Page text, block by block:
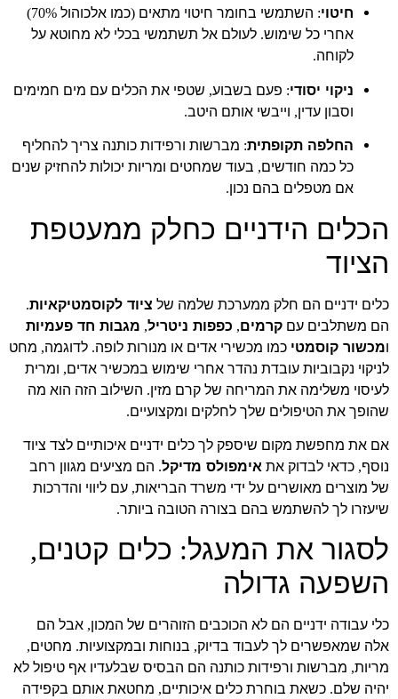
חיטוי: השתמשי בחומר חיטוי מתאים (כמו אלכוהול 70%)
אחרי כל שימוש. לעולם אל תשתמשי בכלי לא מחוטא על
לקוחה.
ניקוי יסודי: פעם בשבוע, שטפי את הכלים עם מים חמימים
וסבון עדין, וייבשי אותם היטב.
החלפה תקופתית: מברשות ורפידות כותנה צריך להחליף
כל כמה חודשים, בעוד שמחטים ומריות יכולות להחזיק שנים
אם מטפלים בהם נכון.
הכלים הידניים כחלק ממעטפת
הציוד
כלים ידניים הם חלק ממערכת שלמה של ציוד לקוסמטיקאיות.
הם משתלבים עם קרמים, כפפות ניטריל, מגבות חד פעמיות
ומכשור קוסמטי כמו מכשירי אדים או מנורות לופה. לדוגמה, מחט
לניקוי נקבוביות עובדת נהדר אחרי שימוש במכשיר אדים, ומרית
לעיסוי משלימה את המריחה של קרם מזין. השילוב הזה הוא מה
שהופך את הטיפולים שלך לחלקים ומקצועיים.
אם את מחפשת מקום שיספק לך כלים ידניים איכותיים לצד ציוד
נוסף, כדאי לבדוק את אימפולס מדיקל. הם מציעים מגוון רחב
של מוצרים מאושרים על ידי משרד הבריאות, עם ליווי והדרכות
שיעזרו לך להשתמש בהם בצורה הטובה ביותר.
לסגור את המעגל: כלים קטנים,
השפעה גדולה
כלי עבודה ידניים הם לא הכוכבים הזוהרים של המכון, אבל הם
אלה שמאפשרים לך לעבוד בדיוק, בנוחות ובמקצועיות. מחטים,
מריות, מברשות ורפידות כותנה הם הבסיס שבלעדיו אף טיפול לא
יהיה שלם. כשאת בוחרת כלים איכותיים, מחטאת אותם בקפידה